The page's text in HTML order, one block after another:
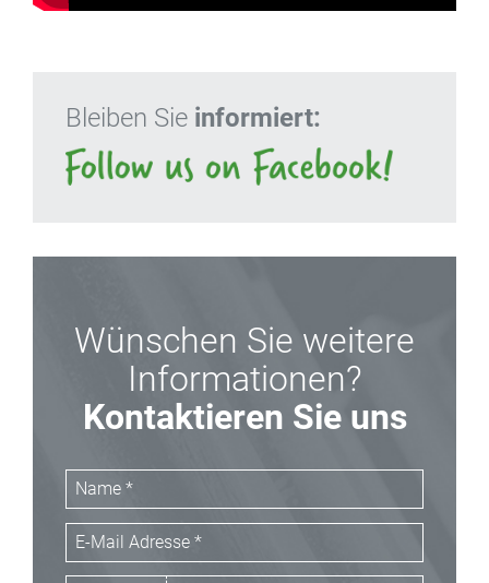
Bleiben Sie informiert:
Wünschen Sie weitere
Informationen?
Kontaktieren Sie uns